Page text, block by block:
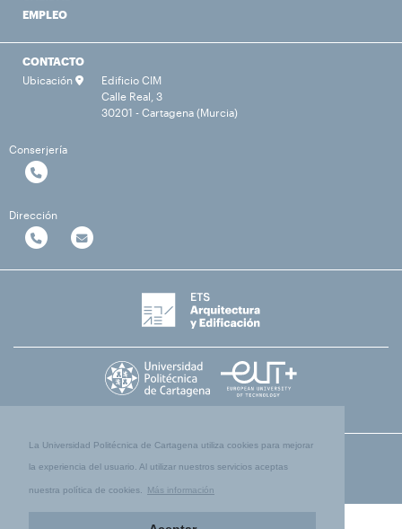
La Universidad Politécnica de Cartagena utiliza cookies para mejorar
la experiencia del usuario. Al utilizar nuestros servicios aceptas
nuestra política de cookies. Más información
EMPLEO
CONTACTO
Ubicación
Edificio CIM
Calle Real, 3
30201 - Cartagena (Murcia)
Conserjería
Dirección